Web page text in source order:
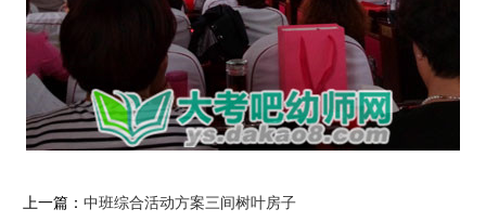
上一篇： 中班综合活动方案三间树叶房子